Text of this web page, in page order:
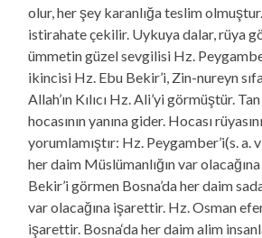
olur, her şey karanlığa teslim
istirahate çekilir. Uykuya dalar, rüya
ümmetin güzel sevgilisi Hz.
ikincisi Hz. Ebu Bekir’i, Zin-nureyn
Allah’ın Kılıcı Hz. Ali’yi görmüştür.
hocasının yanına gider. Hocası
yorumlamıştır: Hz. Peygamber’i(s. a.
her daim Müslümanlığın var
Bekir’i görmen Bosna’da her daim
var olacağına işarettir. Hz. Osman
işarettir. Bosna‘da her daim alim